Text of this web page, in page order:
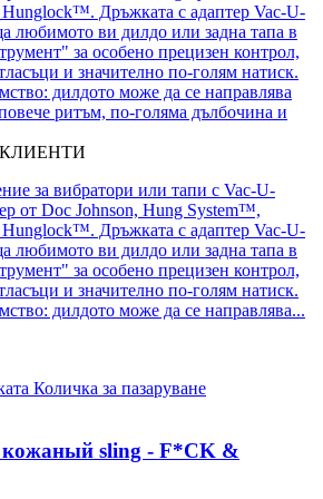
Дръжката с адаптер Vac-U-
любимото ви дилдо или задна тапа в
за особено прецизен контрол,
и значително по-голям натиск.
дилдото може да се направлява
ритъм, по-голяма дълбочина и
за вибратори или тапи с Vac-U-
от Doc Johnson, Hung System™,
Дръжката с адаптер Vac-U-
любимото ви дилдо или задна тапа в
за особено прецизен контрол,
и значително по-голям натиск.
дилдото може да се направлява...
Количка за пазаруване
sling - F*CK &